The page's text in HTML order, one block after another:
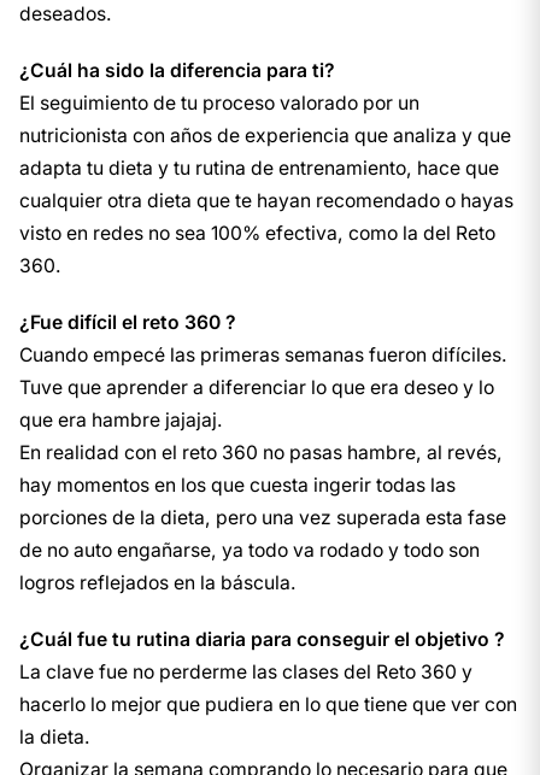
deseados.
¿Cuál ha sido la diferencia para ti?
El seguimiento de tu proceso valorado por un
nutricionista con años de experiencia que analiza y que
adapta tu dieta y tu rutina de entrenamiento, hace que
cualquier otra dieta que te hayan recomendado o hayas
visto en redes no sea 100% efectiva, como la del Reto
360.
¿Fue difícil el reto 360 ?
Cuando empecé las primeras semanas fueron difíciles.
Tuve que aprender a diferenciar lo que era deseo y lo
que era hambre jajajaj.
En realidad con el reto 360 no pasas hambre, al revés,
hay momentos en los que cuesta ingerir todas las
porciones de la dieta, pero una vez superada esta fase
de no auto engañarse, ya todo va rodado y todo son
logros reflejados en la báscula.
¿Cuál fue tu rutina diaria para conseguir el objetivo ?
La clave fue no perderme las clases del Reto 360 y
hacerlo lo mejor que pudiera en lo que tiene que ver con
la dieta.
Organizar la semana comprando lo necesario para que